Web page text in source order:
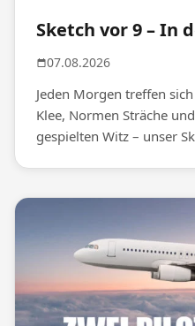
Sketch vor 9 – In
07.08.2026
Jeden Morgen treffen
Klee, Normen Sträche
gespielten Witz – unser